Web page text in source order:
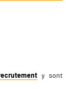
y sont